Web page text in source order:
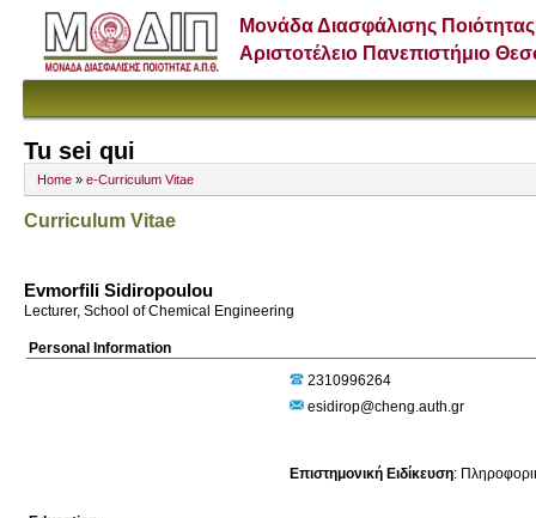
Μονάδα Διασφάλισης Ποιότητας
Αριστοτέλειο Πανεπιστήμιο
Tu sei qui
Home » e-Curriculum Vitae
Curriculum Vitae
Evmorfili Sidiropoulou
Lecturer, School of Chemical Engineering
Personal Information
2310996264
esidirop@cheng.auth.gr
Επιστημονική Ειδίκευση: